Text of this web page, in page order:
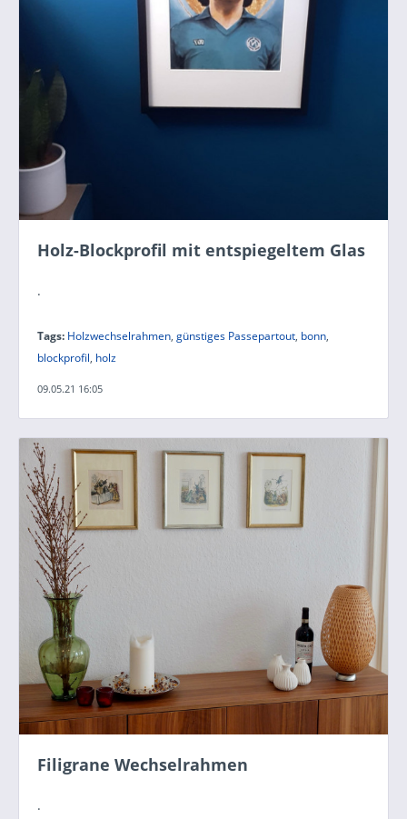
Holz-Blockprofil mit entspiegeltem Glas
.
Tags: Holzwechselrahmen, günstiges Passepartout, bonn,
blockprofil, holz
09.05.21 16:05
Filigrane Wechselrahmen
.